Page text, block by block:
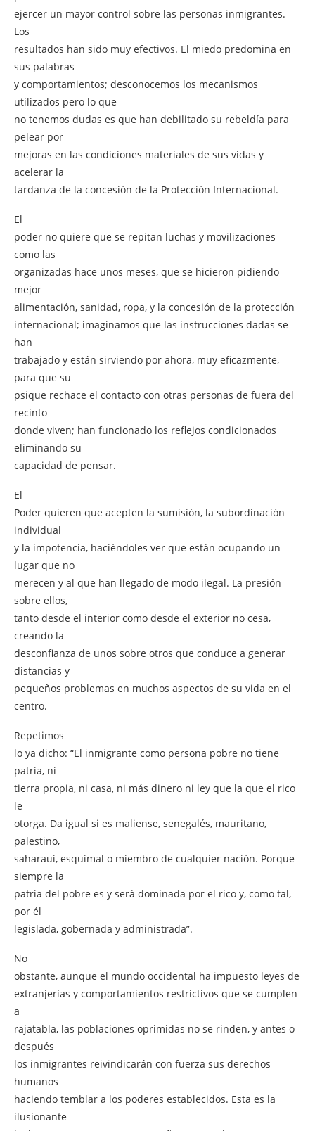
ejercer un mayor control sobre las personas inmigrantes.
Los
resultados han sido muy efectivos. El miedo predomina en
sus palabras
y comportamientos; desconocemos los mecanismos
utilizados pero lo que
no tenemos dudas es que han debilitado su rebeldía para
pelear por
mejoras en las condiciones materiales de sus vidas y
acelerar la
tardanza de la concesión de la Protección Internacional.
El
poder no quiere que se repitan luchas y movilizaciones
como las
organizadas hace unos meses, que se hicieron pidiendo
mejor
alimentación, sanidad, ropa, y la concesión de la protección
internacional; imaginamos que las instrucciones dadas se
han
trabajado y están sirviendo por ahora, muy eficazmente,
para que su
psique rechace el contacto con otras personas de fuera del
recinto
donde viven; han funcionado los reflejos condicionados
eliminando su
capacidad de pensar.
El
Poder quieren que acepten la sumisión, la subordinación
individual
y la impotencia, haciéndoles ver que están ocupando un
lugar que no
merecen y al que han llegado de modo ilegal. La presión
sobre ellos,
tanto desde el interior como desde el exterior no cesa,
creando la
desconfianza de unos sobre otros que conduce a generar
distancias y
pequeños problemas en muchos aspectos de su vida en el
centro.
Repetimos
lo ya dicho: “El inmigrante como persona pobre no tiene
patria, ni
tierra propia, ni casa, ni más dinero ni ley que la que el rico
le
otorga. Da igual si es maliense, senegalés, mauritano,
palestino,
saharaui, esquimal o miembro de cualquier nación. Porque
siempre la
patria del pobre es y será dominada por el rico y, como tal,
por él
legislada, gobernada y administrada”.
No
obstante, aunque el mundo occidental ha impuesto leyes de
extranjerías y comportamientos restrictivos que se cumplen
a
rajatabla, las poblaciones oprimidas no se rinden, y antes o
después
los inmigrantes reivindicarán con fuerza sus derechos
humanos
haciendo temblar a los poderes establecidos. Esta es la
ilusionante